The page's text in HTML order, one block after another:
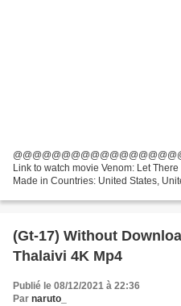
Link to watch movie Venom: Let
Made in Countries: United States,
(Gt-17) Without
Thalaivi 4K Mp4
Publié le 08/12/2021 à 22:36
Par naruto_